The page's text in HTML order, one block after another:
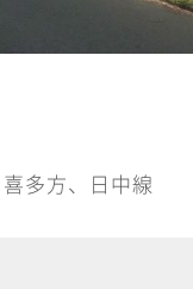
喜多方、 日中線